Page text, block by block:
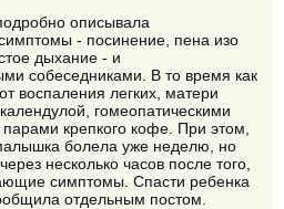
описывала
- посинение, пена изо
дыхание - и
собеседниками. В то время как
воспаления легких, матери
гомеопатическими
крепкого кофе. При этом,
болела уже неделю, но
несколько часов после того,
симптомы. Спасти ребенка
отдельным постом.